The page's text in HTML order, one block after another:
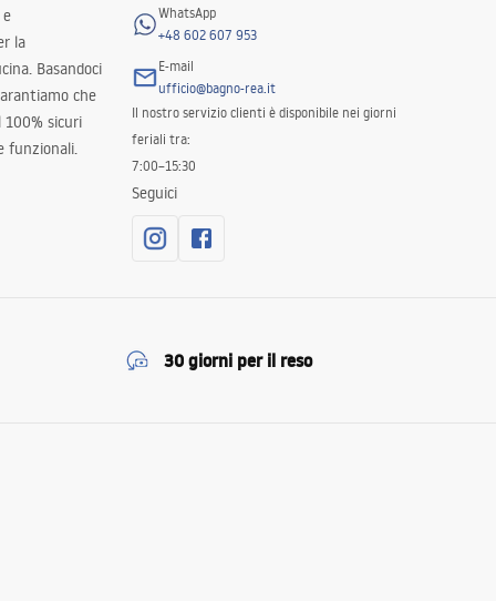
la
Basandoci
che
sicuri
funzionali.
WhatsApp
+48 602 607 953
E-mail
ufficio@bagno-rea.it
Il nostro servizio clienti è disponibile nei giorni
feriali tra:
7:00–15:30
Seguici
30 giorni per il reso